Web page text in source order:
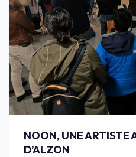
NOON, UNE ARTISTE
D’ALZON